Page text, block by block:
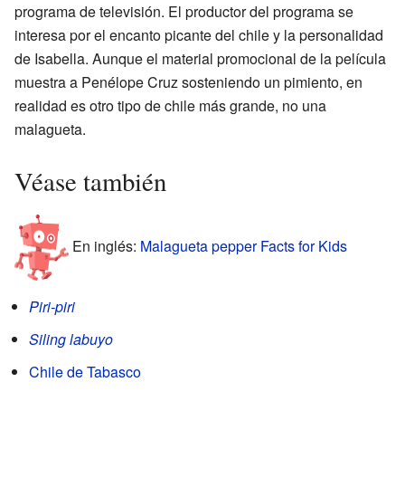
programa de televisión. El productor del programa se
interesa por el encanto picante del chile y la personalidad
de Isabella. Aunque el material promocional de la película
muestra a Penélope Cruz sosteniendo un pimiento, en
realidad es otro tipo de chile más grande, no una
malagueta.
Véase también
En inglés: Malagueta pepper Facts for Kids
Piri-piri
Siling labuyo
Chile de Tabasco